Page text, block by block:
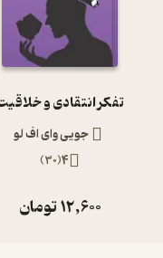
تفکر انتقادی و
جویی وای اف لو
4
(
30
)
12,600تومان